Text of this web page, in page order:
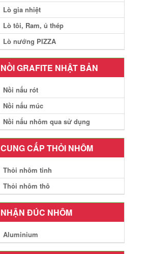
Lò gia nhiệt
Lò tôi, Ram, ủ thép
Lò nướng PIZZA
NỒI GRAFITE NHẬT BẢN
Nồi nấu rót
Nồi nấu múc
Nồi nấu nhôm qua sử dụng
CUNG CẤP THỎI NHÔM
Thỏi nhôm tinh
Thỏi nhôm thô
NHẬN ĐÚC NHÔM
Aluminium